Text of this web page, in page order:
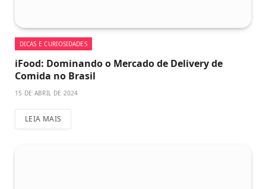
DICAS E CURIOSIDADES
iFood: Dominando o Mercado de Delivery de
Comida no Brasil
15 DE ABRIL DE 2024
LEIA MAIS